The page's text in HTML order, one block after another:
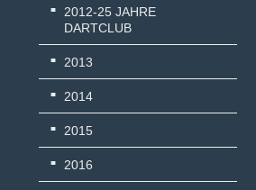
2012-25 JAHRE
DARTCLUB
2013
2014
2015
2016